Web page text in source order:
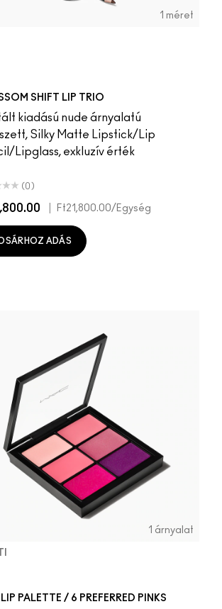
1 méret
SHIFT LIP TRIO
kiadású nude árnyalatú
Silky Matte Lipstick/Lip
Lipglass, exkluzív érték
(0)
Ft21,800.00/Egység
ADÁS
1 árnyalat
PALETTE / 6 PREFERRED PINKS